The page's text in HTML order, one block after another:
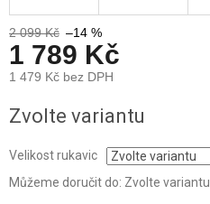
2 099 Kč –14 %
1 789 Kč
1 479 Kč bez DPH
cena:
Zvolte variantu
Velikost rukavic
Můžeme doručit do: Zvolte variantu